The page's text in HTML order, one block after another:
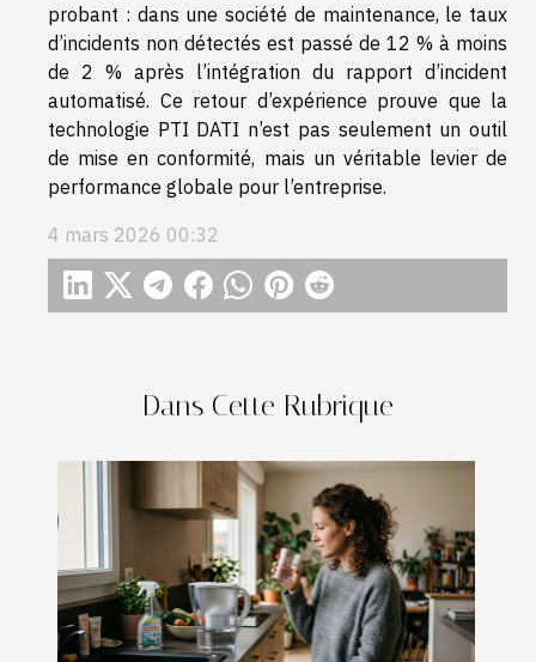
Dans Cette Rubrique
probant : dans une société de maintenance, le taux
d’incidents non détectés est passé de 12 % à moins
de 2 % après l’intégration du rapport d’incident
automatisé. Ce retour d’expérience prouve que la
technologie PTI DATI n’est pas seulement un outil
de mise en conformité, mais un véritable levier de
performance globale pour l’entreprise.
4 mars 2026 00:32